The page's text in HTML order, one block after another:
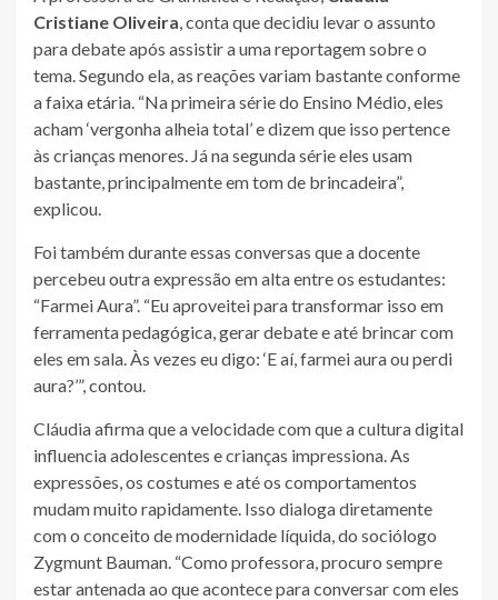
Cristiane Oliveira , conta que decidiu levar o assunto
para debate após assistir a uma reportagem sobre o
tema. Segundo ela, as reações variam bastante conforme
a faixa etária. “Na primeira série do Ensino Médio, eles
acham ‘vergonha alheia total’ e dizem que isso pertence
às crianças menores. Já na segunda série eles usam
bastante, principalmente em tom de brincadeira”,
explicou.
Foi também durante essas conversas que a docente
percebeu outra expressão em alta entre os estudantes:
“Farmei Aura”. “Eu aproveitei para transformar isso em
ferramenta pedagógica, gerar debate e até brincar com
eles em sala. Às vezes eu digo: ‘E aí, farmei aura ou perdi
aura?’”, contou.
Cláudia afirma que a velocidade com que a cultura digital
influencia adolescentes e crianças impressiona. As
expressões, os costumes e até os comportamentos
mudam muito rapidamente. Isso dialoga diretamente
com o conceito de modernidade líquida, do sociólogo
Zygmunt Bauman. “Como professora, procuro sempre
estar antenada ao que acontece para conversar com eles